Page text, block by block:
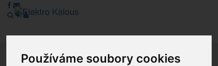
Používáme soubory cookies